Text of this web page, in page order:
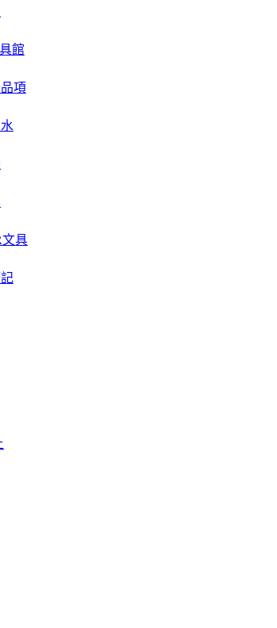
館
項
具